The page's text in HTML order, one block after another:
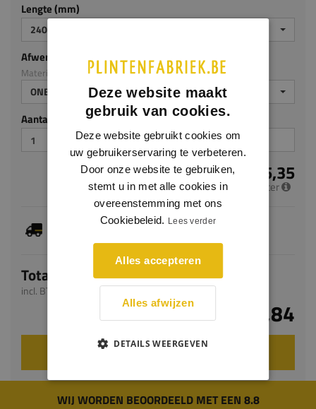
Lengte (mm)
2400
Afwerking
Materiaal: Grenen
ONBEHANDELD
Aantal stuks
€ 5,35
per meter
Je hebt gekozen voor maatwerk, de verwachte
Totaal
incl. BTW
€ 12,84
VOEG TOE AAN WINKELWAGEN
WIJ WORDEN BEOORDEELD MET EEN 8.8
Deze website maakt
gebruik van cookies.
Deze website gebruikt cookies om
uw gebruikerservaring te verbeteren.
Door onze website te gebruiken,
stemt u in met alle cookies in
overeenstemming met ons
Cookiebeleid. Lees verder
Alles accepteren
Alles afwijzen
DETAILS WEERGEVEN